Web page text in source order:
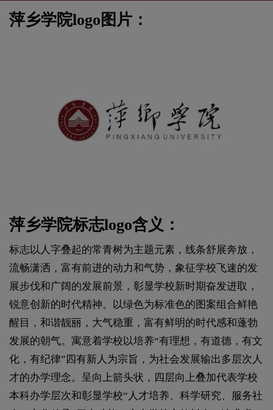
萍乡学院logo图片：
萍乡学院标志logo含义：
标志以人字叠起的常青树为主题元素，线条舒展奔放，
流畅潇洒，富有前进的动力和气势，象征学校飞速的发
展步伐和广阔的发展前景，彰显学校新时期奋发进取，
锐意创新的时代精神。以绿色为标准色的图案组合鲜艳
醒目，和谐靓丽，大气稳重，富有鲜明的时代感和蓬勃
发展的朝气。寓意着学校以培养“有理想，有道德，有文
化，有纪律”四有新人为宗旨，为社会发展输出多层次人
才的办学理念。呈向上箭头状，四层向上叠加代表学校
本科办学层次和彰显学校“人才培养、科学研究、服务社